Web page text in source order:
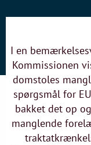
I en
Kommissionen
domstoles
spørgsmål for
bakket det op
manglende